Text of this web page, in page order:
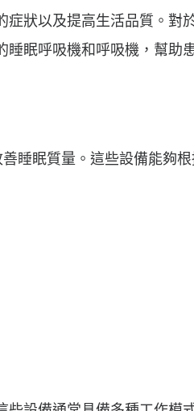
狀以及提高生活品質。
眠呼吸機和呼吸機，幫助
睡眠質量。這些設備能夠